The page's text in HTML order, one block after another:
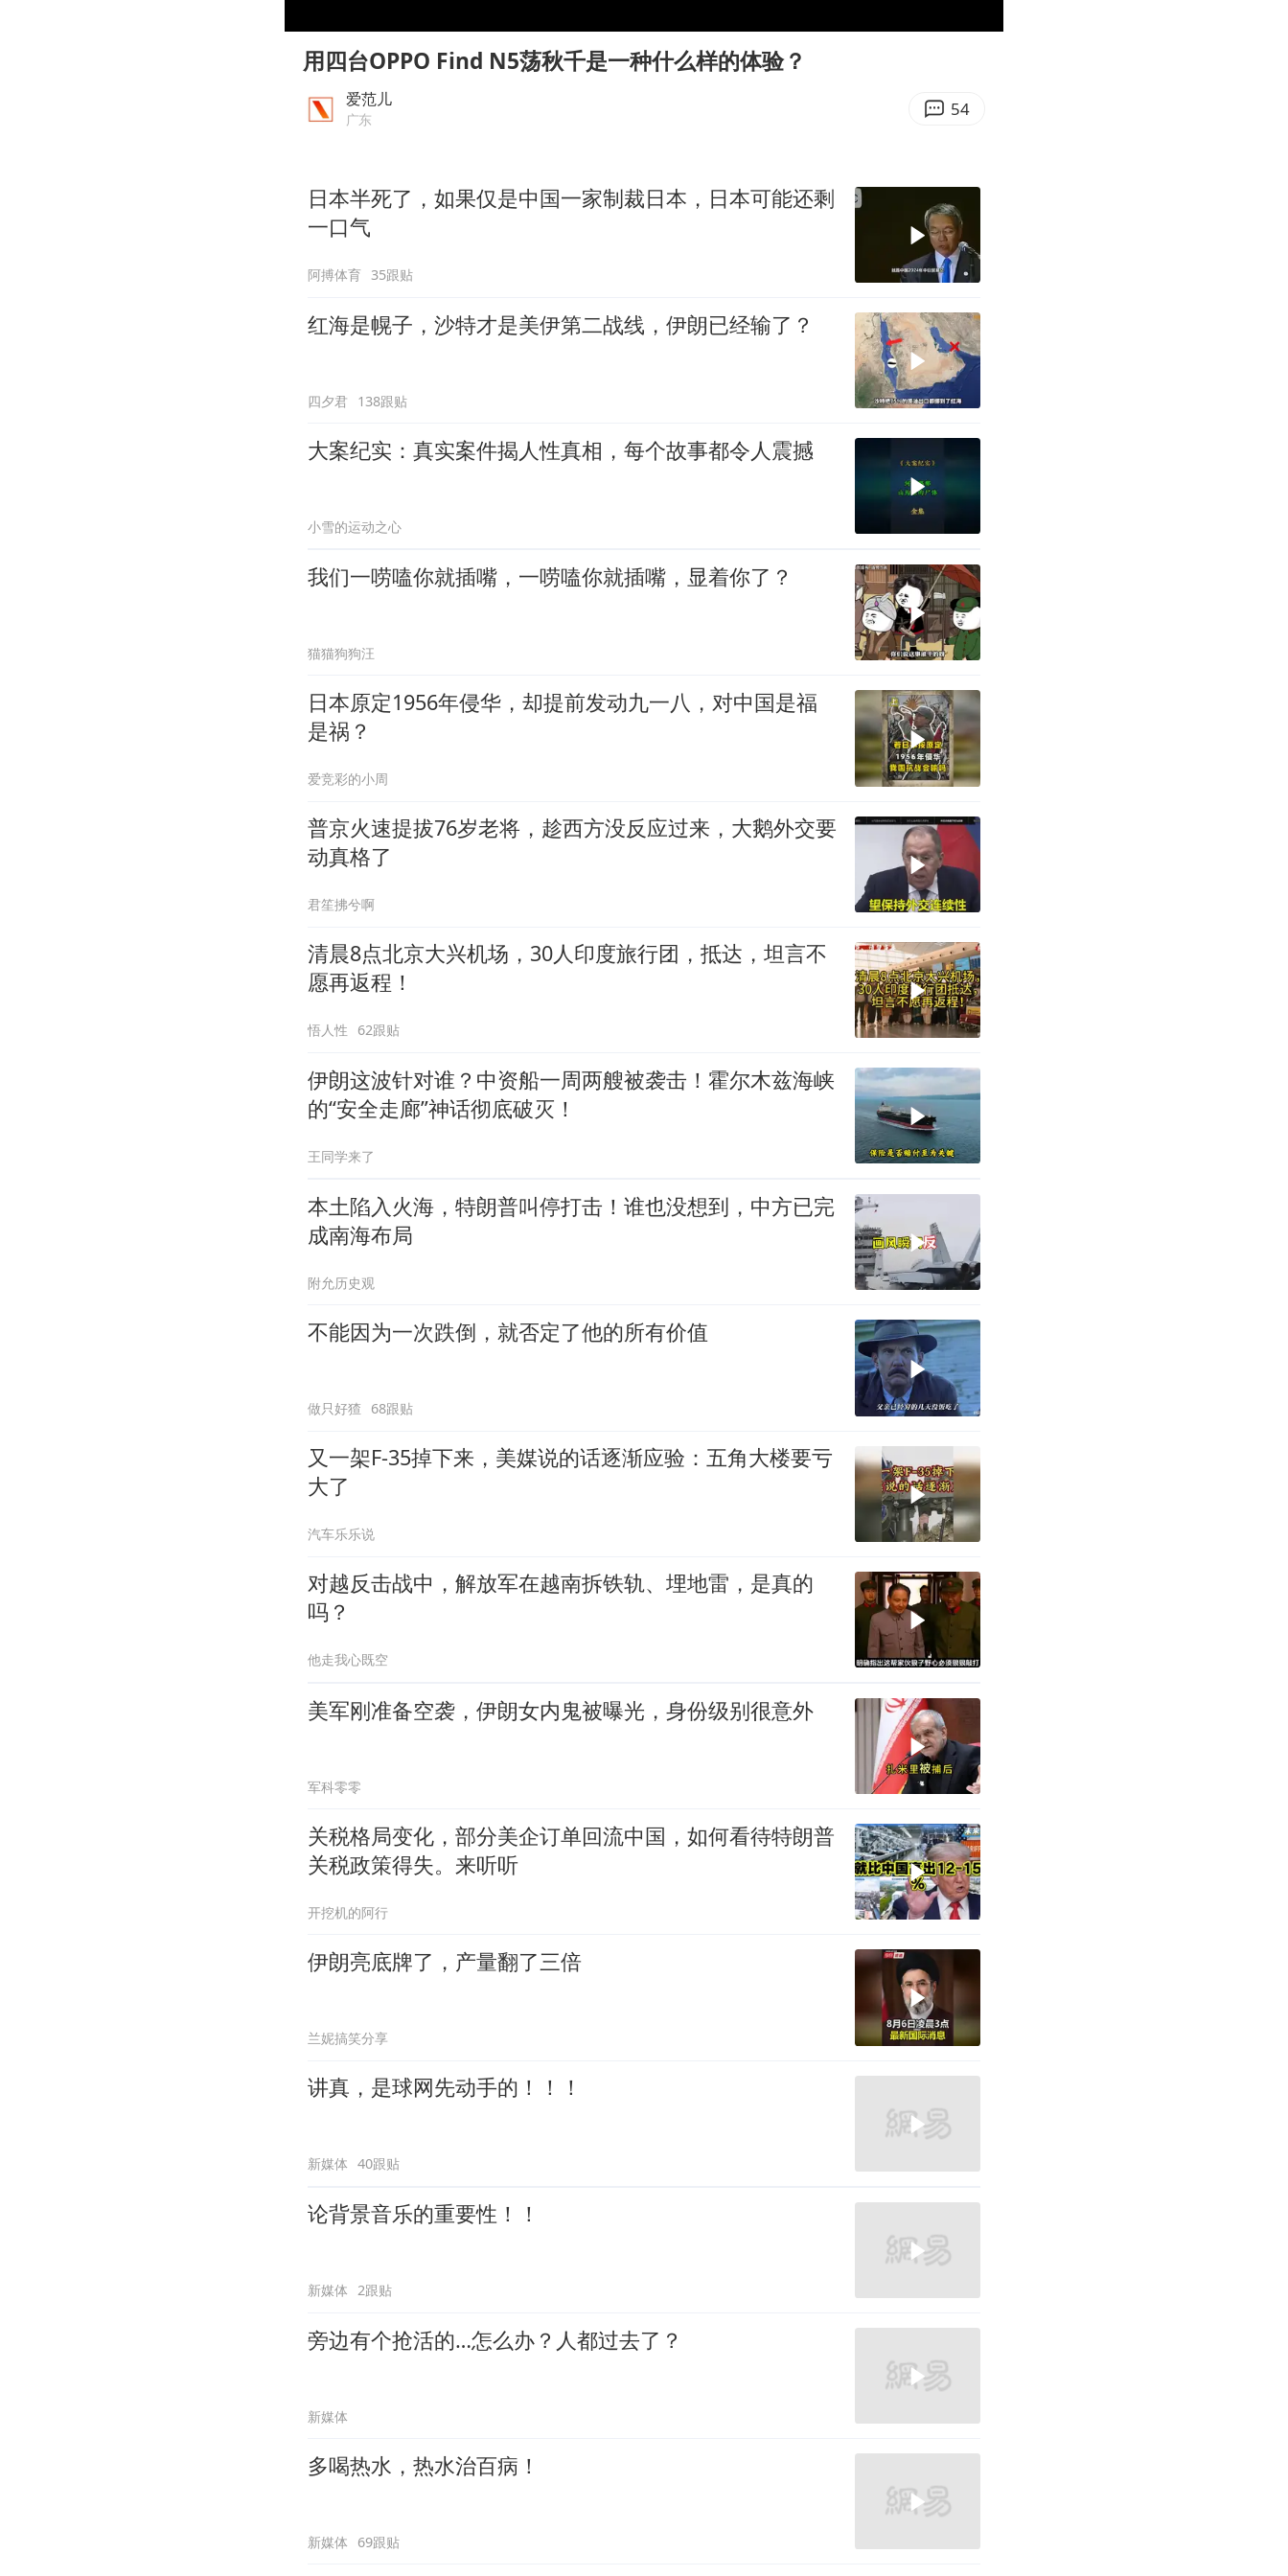
新疆景区自驾服务费改为按车收费
网传《披荆斩棘2026》名单
香港宏福苑火灾或由烟头引起
用四台OPPO Find N5荡秋千是一种什么样的体验？
爱范儿
广东 54
日本半死了，如果仅是中国一家制裁日本，日本可能还剩
一口气
阿搏体育 35跟贴
红海是幌子，沙特才是美伊第二战线，伊朗已经输了？
四夕君 138跟贴
大案纪实：真实案件揭人性真相，每个故事都令人震撼
小雪的运动之心
我们一唠嗑你就插嘴，一唠嗑你就插嘴，显着你了？
猫猫狗狗汪
日本原定1956年侵华，却提前发动九一八，对中国是福
是祸？
爱竞彩的小周
普京火速提拔76岁老将，趁西方没反应过来，大鹅外交要
动真格了
君笙拂兮啊
清晨8点北京大兴机场，30人印度旅行团，抵达，坦言不
愿再返程！
悟人性 62跟贴
伊朗这波针对谁？中资船一周两艘被袭击！霍尔木兹海峡
的“安全走廊”神话彻底破灭！
王同学来了
本土陷入火海，特朗普叫停打击！谁也没想到，中方已完
成南海布局
附允历史观
不能因为一次跌倒，就否定了他的所有价值
做只好猹 68跟贴
又一架F-35掉下来，美媒说的话逐渐应验：五角大楼要亏
大了
汽车乐乐说
对越反击战中，解放军在越南拆铁轨、埋地雷，是真的
吗？
他走我心既空
美军刚准备空袭，伊朗女内鬼被曝光，身份级别很意外
军科零零
关税格局变化，部分美企订单回流中国，如何看待特朗普
关税政策得失。来听听
开挖机的阿行
伊朗亮底牌了，产量翻了三倍
兰妮搞笑分享
讲真，是球网先动手的！！！
新媒体 40跟贴
论背景音乐的重要性！！
新媒体 2跟贴
旁边有个抢活的…怎么办？人都过去了？
新媒体
多喝热水，热水治百病！
新媒体 69跟贴